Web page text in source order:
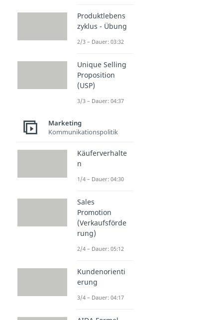
Produktlebens
zyklus - Übung
2/3 – Dauer: 03:32
Unique Selling
Proposition
(USP)
3/3 – Dauer: 04:37
Marketing
Kommunikationspolitik
Käuferverhalte
n
1/4 – Dauer: 04:30
Sales
Promotion
(Verkaufsförde
rung)
2/4 – Dauer: 05:12
Kundenorienti
erung
3/4 – Dauer: 04:17